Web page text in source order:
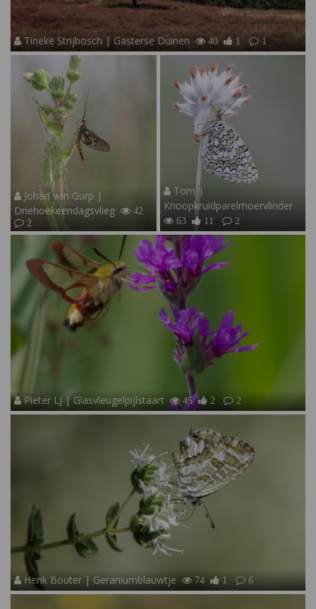
Tineke Strijbosch | Gasterse Duinen 40 1 1
Johan van Gurp |
Driehoekeendagsvlieg
42
2
Tom |
Knoopkruidparelmoervlinder
63 11 2
Pieter LJ | Glasvleugelpijlstaart 45 2 2
Henk Bouter | Geraniumblauwtje 74 1 6